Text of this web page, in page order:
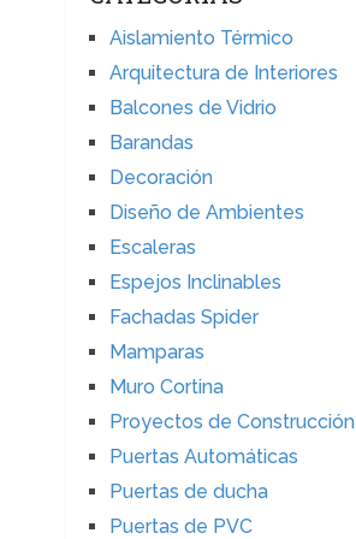
Aislamiento Térmico
Arquitectura de Interiores
Balcones de Vidrio
Barandas
Decoración
Diseño de Ambientes
Escaleras
Espejos Inclinables
Fachadas Spider
Mamparas
Muro Cortina
Proyectos de Construcción
Puertas Automáticas
Puertas de ducha
Puertas de PVC